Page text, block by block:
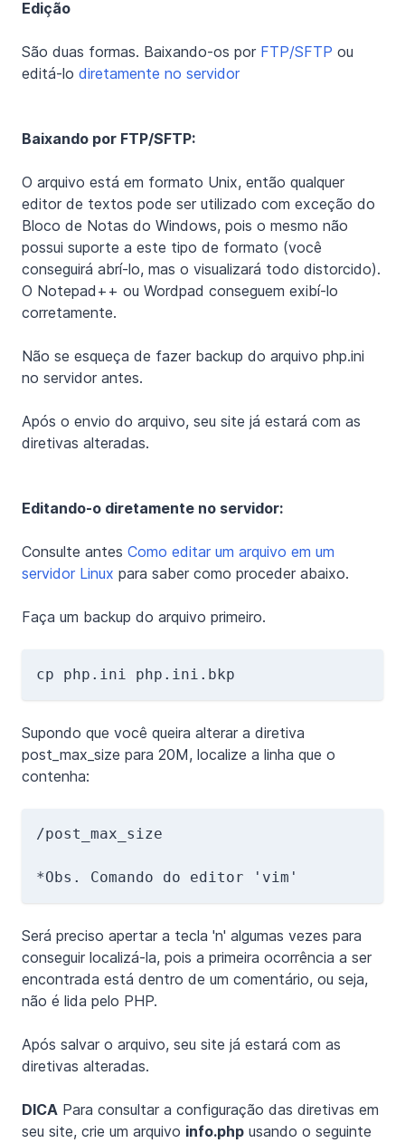
Edição
São duas formas. Baixando-os por FTP/SFTP ou
editá-lo diretamente no servidor
Baixando por FTP/SFTP:
O arquivo está em formato Unix, então qualquer
editor de textos pode ser utilizado com exceção do
Bloco de Notas do Windows, pois o mesmo não
possui suporte a este tipo de formato (você
conseguirá abrí-lo, mas o visualizará todo distorcido).
O Notepad++ ou Wordpad conseguem exibí-lo
corretamente.
Não se esqueça de fazer backup do arquivo php.ini
no servidor antes.
Após o envio do arquivo, seu site já estará com as
diretivas alteradas.
Editando-o diretamente no servidor:
Consulte antes Como editar um arquivo em um
servidor Linux para saber como proceder abaixo.
Faça um backup do arquivo primeiro.
Supondo que você queira alterar a diretiva
post_max_size para 20M, localize a linha que o
contenha:
/post_max_size
Será preciso apertar a tecla 'n' algumas vezes para
conseguir localizá-la, pois a primeira ocorrência a ser
encontrada está dentro de um comentário, ou seja,
não é lida pelo PHP.
Após salvar o arquivo, seu site já estará com as
diretivas alteradas.
DICA Para consultar a configuração das diretivas em
seu site, crie um arquivo info.php usando o seguinte